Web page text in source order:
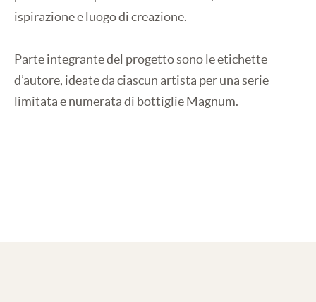
ispirazione e luogo di creazione.
Parte integrante del progetto sono le etichette
d’autore, ideate da ciascun artista per una serie
limitata e numerata di bottiglie Magnum.